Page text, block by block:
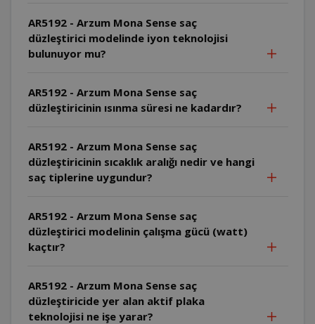
AR5192 - Arzum Mona Sense saç
düzleştirici modelinde iyon teknolojisi
bulunuyor mu?
AR5192 - Arzum Mona Sense saç
düzleştiricinin ısınma süresi ne kadardır?
AR5192 - Arzum Mona Sense saç
düzleştiricinin sıcaklık aralığı nedir ve hangi
saç tiplerine uygundur?
AR5192 - Arzum Mona Sense saç
düzleştirici modelinin çalışma gücü (watt)
kaçtır?
AR5192 - Arzum Mona Sense saç
düzleştiricide yer alan aktif plaka
teknolojisi ne işe yarar?